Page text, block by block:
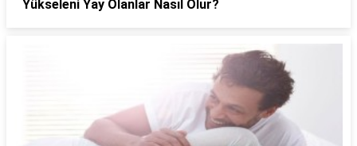
Yükseleni Yay Olanlar Nasıl Olur?